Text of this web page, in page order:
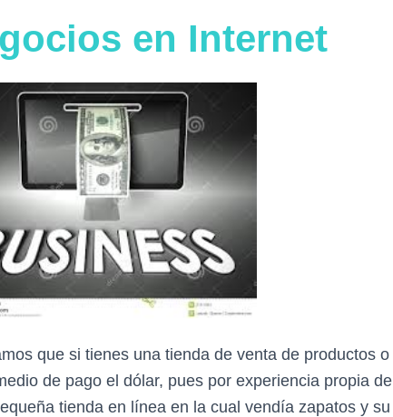
en Internet
que si tienes una tienda de venta de productos o
de pago el dólar, pues por experiencia propia
tienda en línea en la cual vendía zapatos y su